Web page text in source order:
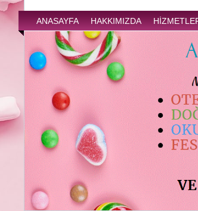
ANASAYFA HAKKIMIZDA